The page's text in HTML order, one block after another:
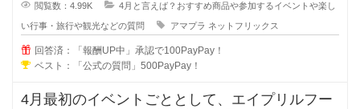
閲覧数：4.99K 4月と言えば？おすすめ商品や参加するイベントや楽し
い行事・旅行や観光などの質問 アマプラ ネットフリックス
回答済：「報酬UP中」承認で100PayPay！
ベスト：「公式の質問」500PayPay！
4月最初のイベントごととして、エイプリルフー